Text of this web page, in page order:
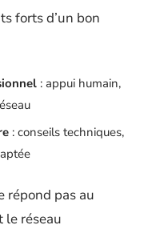
forts d’un bon
: appui humain,
: conseils techniques,
répond pas au
le réseau